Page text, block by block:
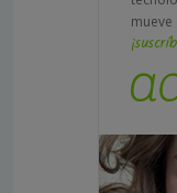
mueve